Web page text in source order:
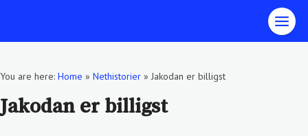
You are here: Home » Nethistorier » Jakodan er billigst
Jakodan er billigst